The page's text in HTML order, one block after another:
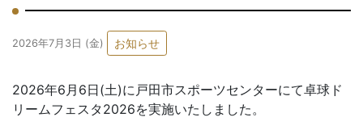
2026年7月3日 (金) お知らせ
2026年6月6日(土)に戸田市スポーツセンターにて卓球ド
リームフェスタ2026を実施いたしました。